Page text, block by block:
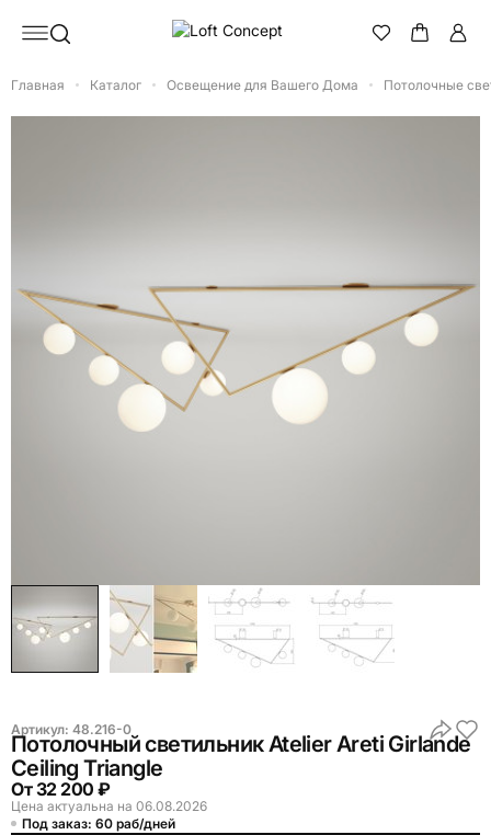
Главная Каталог Освещение для Вашего Дома Потолочные
Артикул: 48.216-0
Потолочный светильник Atelier Areti Girlande
Ceiling Triangle
От32 200 ₽
Цена актуальна на 06.08.2026
Под заказ: 60 раб/дней